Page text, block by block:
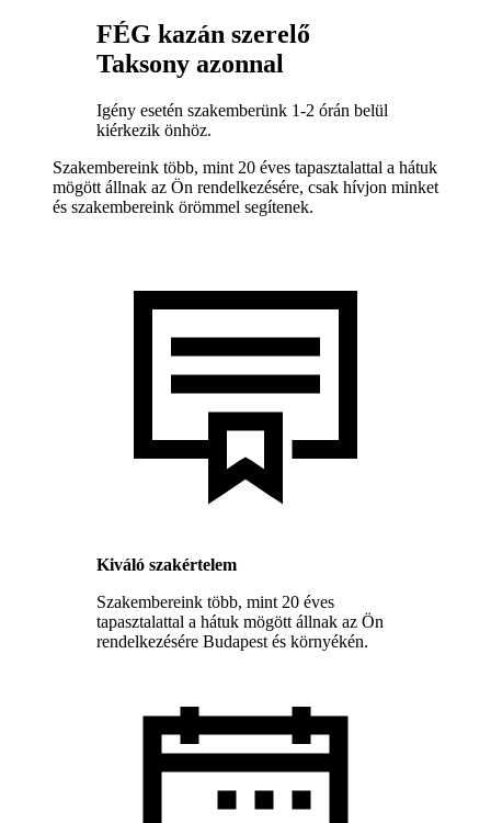
FÉG kazán szerelő
Taksony azonnal
Igény esetén szakemberünk 1-2 órán belül
kiérkezik önhöz.
Szakembereink több, mint 20 éves tapasztalattal a hátuk
mögött állnak az Ön rendelkezésére, csak hívjon minket
és szakembereink örömmel segítenek.
Kiváló szakértelem
Szakembereink több, mint 20 éves
tapasztalattal a hátuk mögött állnak az Ön
rendelkezésére Budapest és környékén.